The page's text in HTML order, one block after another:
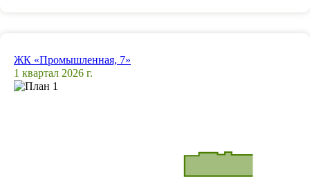
ЖК «Промышленная, 7»
1 квартал 2026 г.